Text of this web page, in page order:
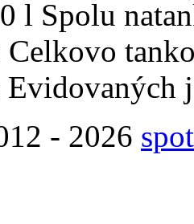
l Spolu
Celkovo
Evidovaných
- 2026